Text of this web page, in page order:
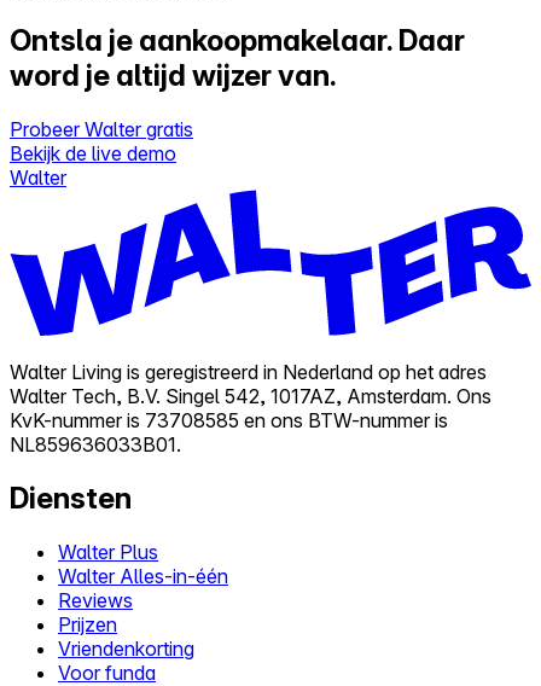
Ontsla je aankoopmakelaar. Daar
word je altijd wijzer van.
Probeer Walter gratis
Bekijk de live demo
Walter
Walter Living is geregistreerd in Nederland op het adres
Walter Tech, B.V. Singel 542, 1017AZ, Amsterdam. Ons
KvK-nummer is 73708585 en ons BTW-nummer is
NL859636033B01.
Diensten
Walter Plus
Walter Alles-in-één
Reviews
Prijzen
Vriendenkorting
Voor funda